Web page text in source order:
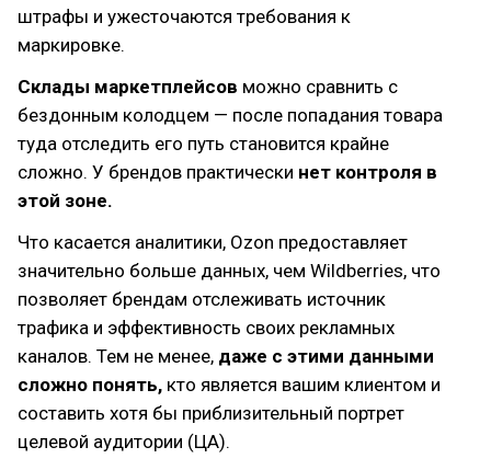
штрафы и ужесточаются требования к
маркировке.
Склады маркетплейсов можно сравнить с
бездонным колодцем — после попадания товара
туда отследить его путь становится крайне
сложно. У брендов практически нет контроля в
этой зоне.
Что касается аналитики, Ozon предоставляет
значительно больше данных, чем Wildberries, что
позволяет брендам отслеживать источник
трафика и эффективность своих рекламных
каналов. Тем не менее, даже с этими данными
сложно понять, кто является вашим клиентом и
составить хотя бы приблизительный портрет
целевой аудитории (ЦА).